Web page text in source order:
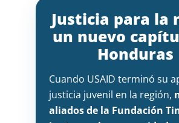
Justicia para la
un nuevo
Honduras
Cuando USAID terminó su
justicia juvenil en la región,
aliados de la Fundación